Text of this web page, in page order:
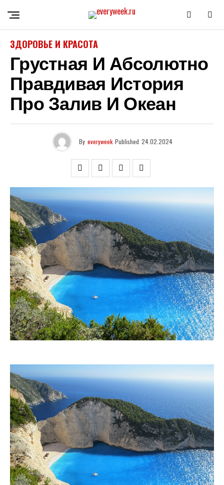
ЗДОРОВЬЕ И КРАСОТА
Грустная И Абсолютно
Правдивая История
Про Залив И Океан
By everyweek Published 24.02.2024